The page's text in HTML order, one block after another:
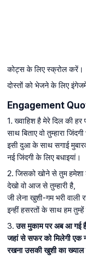
कोट्स के लिए स्क्रोल करें।
दोस्तों को भेजने के लिए
Engagement
1. ख्वाहिश है मेरे दिल की हर
साथ बिताए वो तुम्हारा
इसी दुआ के साथ सगाई
नई जिंदगी के लिए बधाइयां।
2. जिसको खोने से तुम हमेशा
देखो वो आज से तुम्हारी है,
जी लेना खुशी-गम भरी वाली
इन्हीं हसरतों के साथ हम तुम्हें
3.उस मुकाम पर अब आ गई है
जहां से सफर को मिलेगी एक
रखना उसकी खुशी का ख्याल